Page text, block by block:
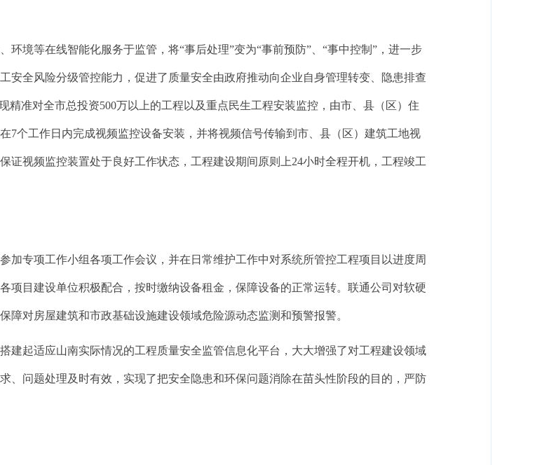
环境等在线智能化服务于监管，将“事后处理”变为“事前预防”、“事中控制”，进一步
安全风险分级管控能力，促进了质量安全由政府推动向企业自身管理转变、隐患排查
精准对全市总投资500万以上的工程以及重点民生工程安装监控，由市、县（区）住
7个工作日内完成视频监控设备安装，并将视频信号传输到 市 、县（区） 建筑工地视
证视频监控装置处于良好工作状态， 工程建设期间原则上24小时全程开机，工程竣工
加专项工作小组各项工作会议，并在日常维护工作中对系统所管控工程项目以进度周
项目 建设单位积极配合，按时缴纳设备租金，保障设备的正常运转。联通公司对软硬
对房屋建筑和市政基础设施建设领域危险源动态监测和预警报警。
建起适应山南实际情况的工程质量安全监管信息化平台，大大增强了对工程建设领域
、问题处理及时有效， 实现了把安全隐患和环保问题消除在苗头性阶段的目的， 严防